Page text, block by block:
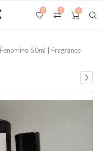
0
0
0
50ml | Fragrance